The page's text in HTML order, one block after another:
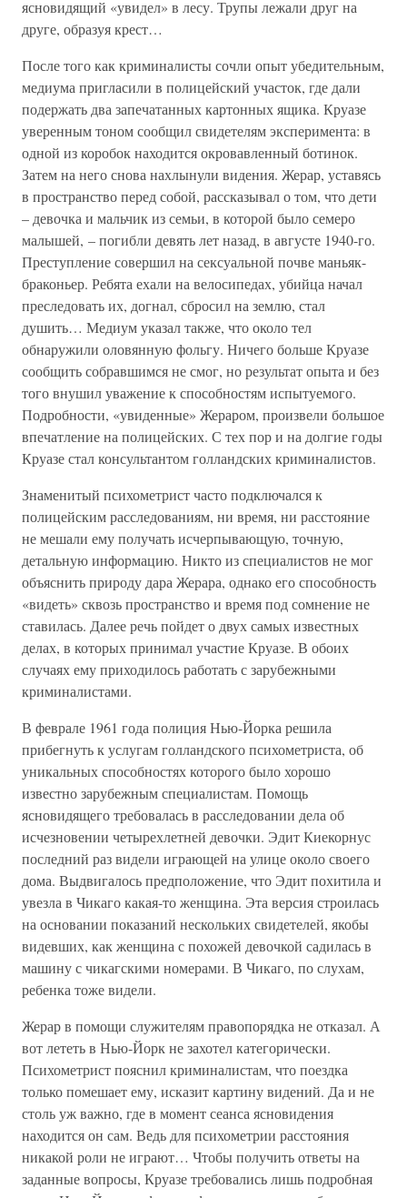
ясновидящий «увидел» в лесу. Трупы лежали друг на
друге, образуя крест…
После того как криминалисты сочли опыт убедительным,
медиума пригласили в полицейский участок, где дали
подержать два запечатанных картонных ящика. Круазе
уверенным тоном сообщил свидетелям эксперимента: в
одной из коробок находится окровавленный ботинок.
Затем на него снова нахлынули видения. Жерар, уставясь
в пространство перед собой, рассказывал о том, что дети
– девочка и мальчик из семьи, в которой было семеро
малышей, – погибли девять лет назад, в августе 1940-го.
Преступление совершил на сексуальной почве маньяк-
браконьер. Ребята ехали на велосипедах, убийца начал
преследовать их, догнал, сбросил на землю, стал
душить… Медиум указал также, что около тел
обнаружили оловянную фольгу. Ничего больше Круазе
сообщить собравшимся не смог, но результат опыта и без
того внушил уважение к способностям испытуемого.
Подробности, «увиденные» Жераром, произвели большое
впечатление на полицейских. С тех пор и на долгие годы
Круазе стал консультантом голландских криминалистов.
Знаменитый психометрист часто подключался к
полицейским расследованиям, ни время, ни расстояние
не мешали ему получать исчерпывающую, точную,
детальную информацию. Никто из специалистов не мог
объяснить природу дара Жерара, однако его способность
«видеть» сквозь пространство и время под сомнение не
ставилась. Далее речь пойдет о двух самых известных
делах, в которых принимал участие Круазе. В обоих
случаях ему приходилось работать с зарубежными
криминалистами.
В феврале 1961 года полиция Нью-Йорка решила
прибегнуть к услугам голландского психометриста, об
уникальных способностях которого было хорошо
известно зарубежным специалистам. Помощь
ясновидящего требовалась в расследовании дела об
исчезновении четырехлетней девочки. Эдит Киекорнус
последний раз видели играющей на улице около своего
дома. Выдвигалось предположение, что Эдит похитила и
увезла в Чикаго какая-то женщина. Эта версия строилась
на основании показаний нескольких свидетелей, якобы
видевших, как женщина с похожей девочкой садилась в
машину с чикагскими номерами. В Чикаго, по слухам,
ребенка тоже видели.
Жерар в помощи служителям правопорядка не отказал. А
вот лететь в Нью-Йорк не захотел категорически.
Психометрист пояснил криминалистам, что поездка
только помешает ему, исказит картину видений. Да и не
столь уж важно, где в момент сеанса ясновидения
находится он сам. Ведь для психометрии расстояния
никакой роли не играют… Чтобы получить ответы на
заданные вопросы, Круазе требовались лишь подробная